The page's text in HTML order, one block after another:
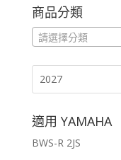
商品分類
請選擇分類
適用 YAMAHA
BWS-R 2JS